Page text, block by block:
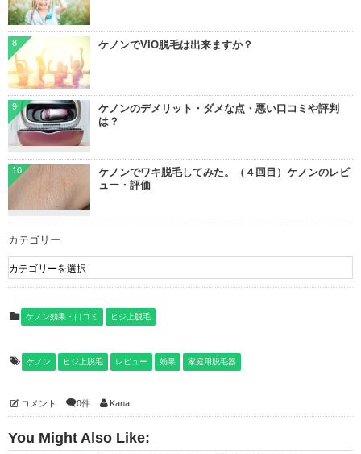
ケノンでVIO脱毛は出来ますか？
8
ケノンのデメリット・ダメな点・悪い口コミや評判
は？
9
ケノンでワキ脱毛してみた。（４回目）ケノンのレビ
ュー・評価
10
カテゴリー
ケノン効果・口コミ ヒジ上脱毛
ケノン ヒジ上脱毛 レビュー 効果 家庭用脱毛器
コメント 0件 Kana
You Might Also Like: